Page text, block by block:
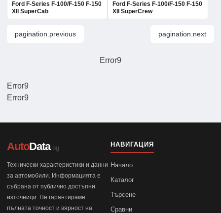
Error9
Ford F-Series F-100/F-150 F-150
XII SuperCab
Ford F-Series F-100/F-150 F-150
XII SuperCrew
pagination.previous pagination.next
Error9
Error9
AutoData.bg
Технически характеристики и данни
за автомобили. Информацията е
събрана от публично достъпни
източници. Не гарантираме
пълната точност и вярност на
НАВИГАЦИЯ
Начало
Каталог
Търсене
Сравни